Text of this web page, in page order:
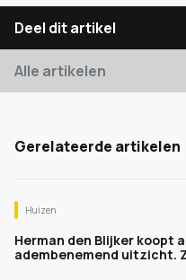
Deel dit artikel
Alle artikelen
Gerelateerde artikelen
Huizen
Herman den Blijker koopt
adembenemend uitzicht.